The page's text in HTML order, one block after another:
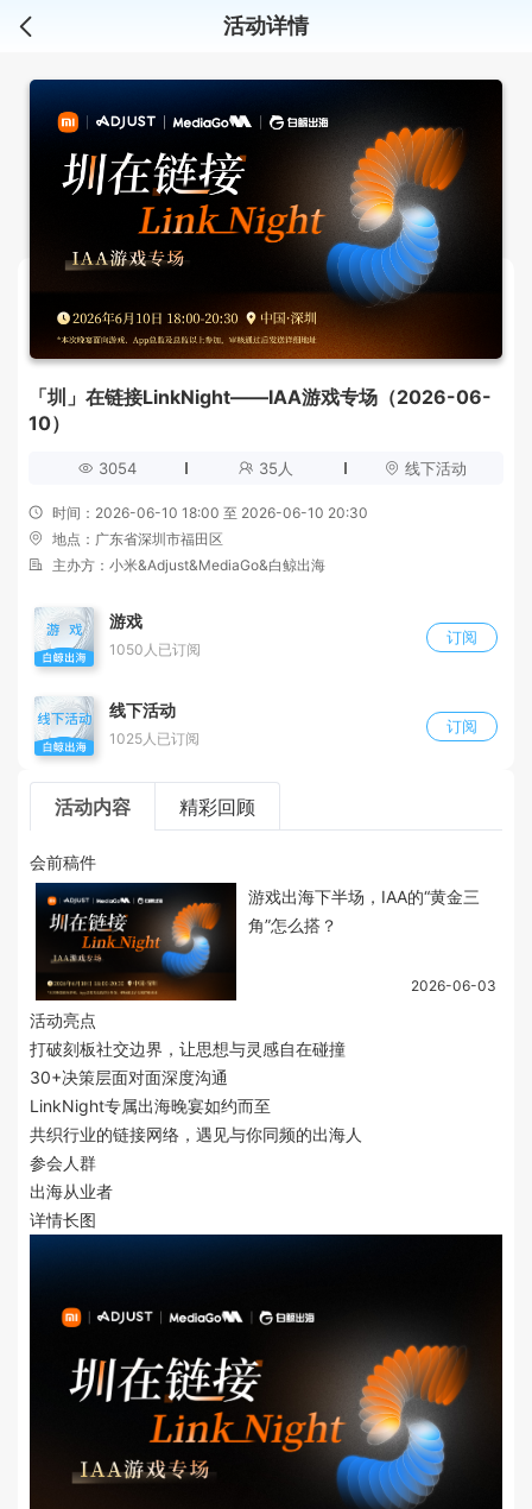
活动详情
「圳」在链接LinkNight——IAA游戏专场（2026-06-
10）
3054 35人 线下活动
时间：2026-06-10 18:00 至 2026-06-10 20:30
地点： 广东省深圳市福田区
主办方：小米&Adjust&MediaGo&白鲸出海
游戏
1050人已订阅
订阅
线下活动
1025人已订阅
订阅
活动内容 精彩回顾
会前稿件
游戏出海下半场，IAA的“黄金三
角”怎么搭？
2026-06-03
活动亮点
打破刻板社交边界，让思想与灵感自在碰撞
30+决策层面对面深度沟通
LinkNight专属出海晚宴如约而至
共织行业的链接网络，遇见与你同频的出海人
参会人群
出海从业者
详情长图